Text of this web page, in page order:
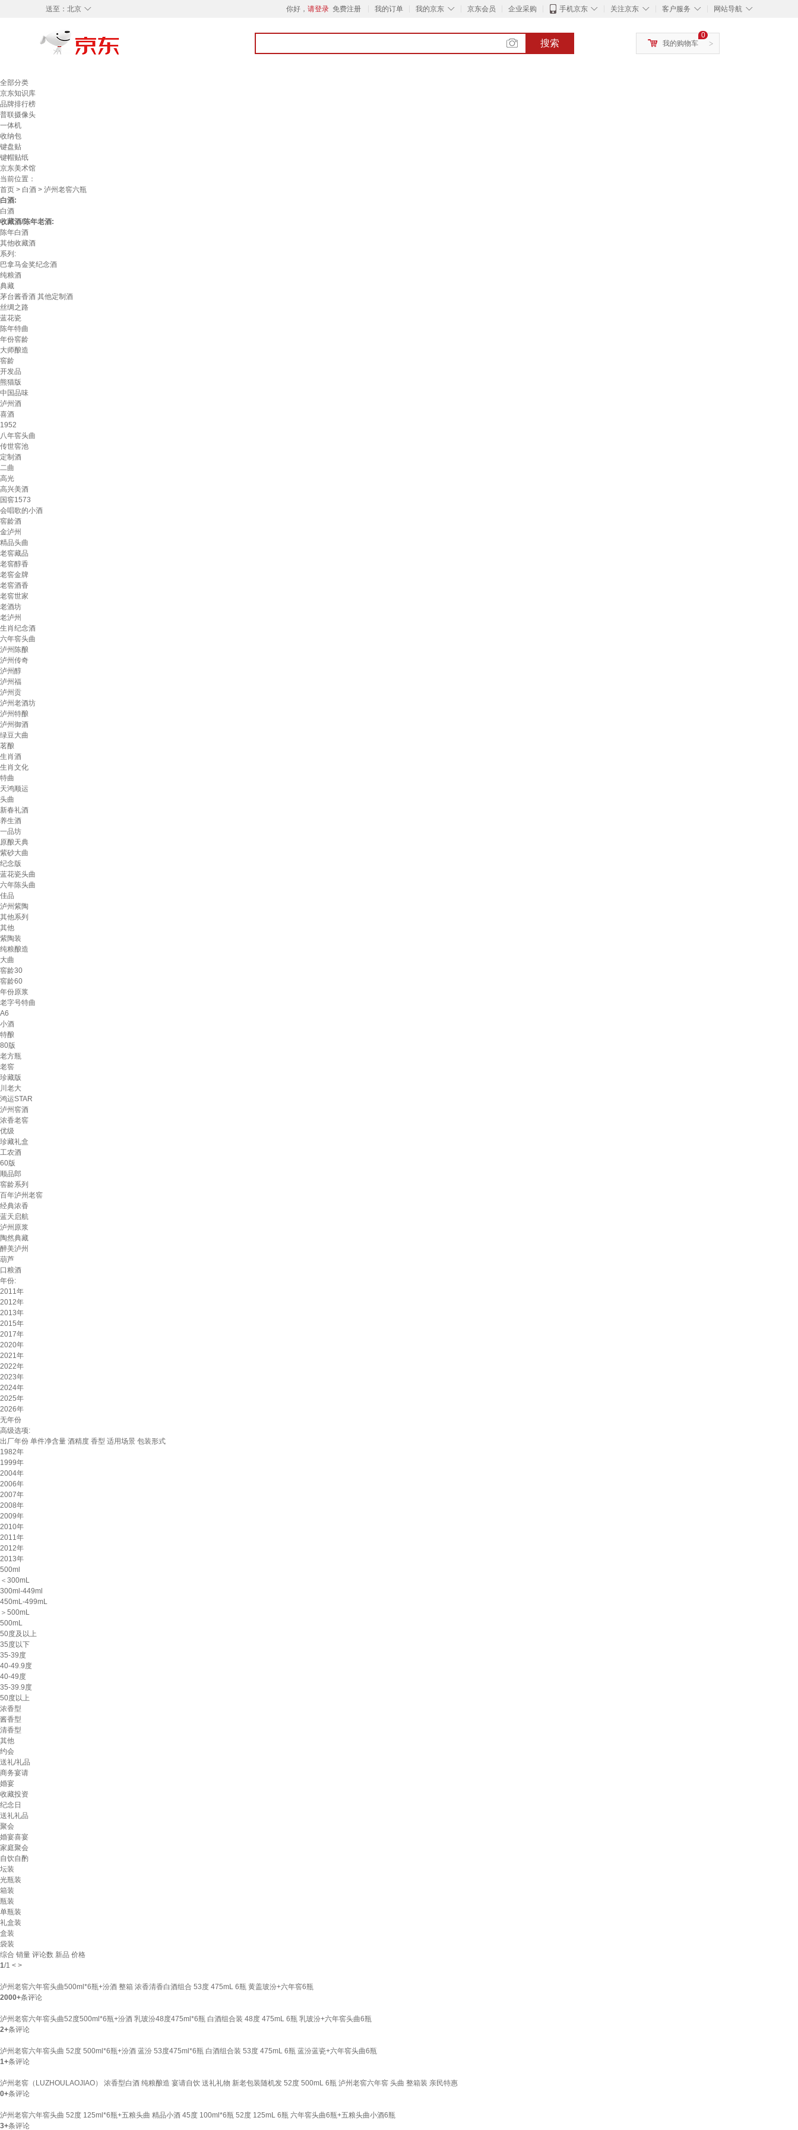
◇
送至： 北京 你好， 请登录 免费注册 我的订单 ◇
我的京东 京东会员 企业采购 ◇
手机京东 ◇
关注京东 ◇
客户服务 ◇
网站导航
搜索 >
0
我的购物车
全部分类
京东知识库
品牌排行榜
普联摄像头
一体机
收纳包
键盘贴
键帽贴纸
京东美术馆
当前位置：
首页 > 白酒 > 泸州老窖六瓶
白酒:
白酒
收藏酒/陈年老酒:
陈年白酒
其他收藏酒
系列:
巴拿马金奖纪念酒
纯粮酒
典藏
茅台酱香酒 其他定制酒
丝绸之路
蓝花瓷
陈年特曲
年份窖龄
大师酿造
窖龄
开发品
熊猫版
中国品味
泸州酒
喜酒
1952
八年窖头曲
传世窖池
定制酒
二曲
高光
高兴美酒
国窖1573
会唱歌的小酒
窖龄酒
金泸州
精品头曲
老窖藏品
老窖醇香
老窖金牌
老窖酒香
老窖世家
老酒坊
老泸州
生肖纪念酒
六年窖头曲
泸州陈酿
泸州传奇
泸州醇
泸州福
泸州贡
泸州老酒坊
泸州特酿
泸州御酒
绿豆大曲
茗酿
生肖酒
生肖文化
特曲
天鸿顺运
头曲
新春礼酒
养生酒
一品坊
原酿天典
紫砂大曲
纪念版
蓝花瓷头曲
六年陈头曲
佳品
泸州紫陶
其他系列
其他
紫陶装
纯粮酿造
大曲
窖龄30
窖龄60
年份原浆
老字号特曲
A6
小酒
特酿
80版
老方瓶
老窖
珍藏版
川老大
鸿运STAR
泸州窖酒
浓香老窖
优级
珍藏礼盒
工农酒
60版
顺品郎
窖龄系列
百年泸州老窖
经典浓香
蓝天启航
泸州原浆
陶然典藏
醉美泸州
葫芦
口粮酒
年份:
2011年
2012年
2013年
2015年
2017年
2020年
2021年
2022年
2023年
2024年
2025年
2026年
无年份
高级选项:
出厂年份 单件净含量 酒精度 香型 适用场景 包装形式
1982年
1999年
2004年
2006年
2007年
2008年
2009年
2010年
2011年
2012年
2013年
500ml
＜300mL
300ml-449ml
450mL-499mL
＞500mL
500mL
50度及以上
35度以下
35-39度
40-49.9度
40-49度
35-39.9度
50度以上
浓香型
酱香型
清香型
其他
约会
送礼/礼品
商务宴请
婚宴
收藏投资
纪念日
送礼礼品
聚会
婚宴喜宴
家庭聚会
自饮自酌
坛装
光瓶装
箱装
瓶装
单瓶装
礼盒装
盒装
袋装
综合 销量 评论数 新品 价格
1/1 < >
泸州老窖六年窖头曲500ml*6瓶+汾酒 整箱 浓香清香白酒组合 53度 475mL 6瓶 黄盖玻汾+六年窖6瓶
2000+条评论
泸州老窖六年窖头曲52度500ml*6瓶+汾酒 乳玻汾48度475ml*6瓶 白酒组合装 48度 475mL 6瓶 乳玻汾+六年窖头曲6瓶
2+条评论
泸州老窖六年窖头曲 52度 500ml*6瓶+汾酒 蓝汾 53度475ml*6瓶 白酒组合装 53度 475mL 6瓶 蓝汾蓝瓷+六年窖头曲6瓶
1+条评论
泸州老窖（LUZHOULAOJIAO） 浓香型白酒 纯粮酿造 宴请自饮 送礼礼物 新老包装随机发 52度 500mL 6瓶 泸州老窖六年窖 头曲 整箱装 亲民特惠
0+条评论
泸州老窖六年窖头曲 52度 125ml*6瓶+五粮头曲 精品小酒 45度 100ml*6瓶 52度 125mL 6瓶 六年窖头曲6瓶+五粮头曲小酒6瓶
3+条评论